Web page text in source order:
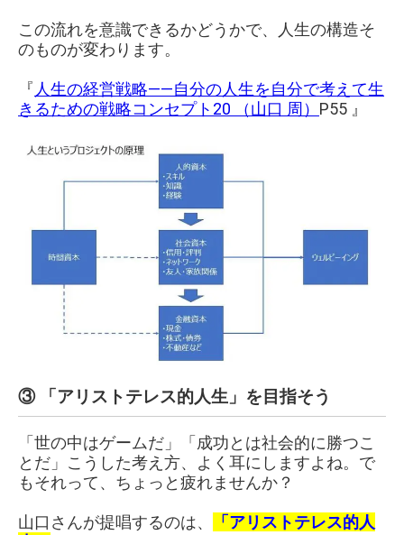
この流れを意識できるかどうかで、人生の構造そ
のものが変わります。
『 人生の経営戦略――自分の人生を自分で考えて生
きるための戦略コンセプト20 （山口 周） P55 』
③ 「アリストテレス的人生」を目指そう
「世の中はゲームだ」「成功とは社会的に勝つこ
とだ」こうした考え方、よく耳にしますよね。で
もそれって、ちょっと疲れませんか？
山口さんが提唱するのは、
「アリストテレス的人